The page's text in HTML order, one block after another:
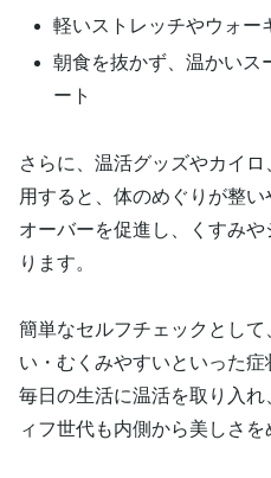
軽いストレッチやウォー
朝食を抜かず、温かいス
ート
さらに、温活グッズやカイ
用すると、体のめぐりが整
オーバーを促進し、くすみ
ります。
簡単なセルフチェックとし
い・むくみやすいといった症
毎日の生活に温活を取り入
ィフ世代も内側から美しさを